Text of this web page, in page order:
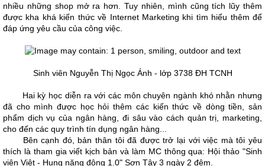
nhiều những shop mở ra hơn. Tuy nhiên, mình cũng tích lũy thêm
được kha khá kiến thức về Internet Marketing khi tìm hiểu thêm để
đáp ứng yêu cầu của công việc.
Sinh viên Nguyễn Thị Ngọc Ánh - lớp 3738 ĐH TCNH
Hai kỳ học diễn ra với các môn chuyên ngành khó nhằn nhưng
đã cho mình được học hỏi thêm các kiến thức về dòng tiền, sản
phẩm dịch vụ của ngân hàng, đi sâu vào cách quản trị, marketing,
cho đến các quy trình tín dụng ngân hàng...
Bên cạnh đó, bản thân tôi đã được trở lại với việc mà tôi yêu
thích là tham gia viết kịch bản và làm MC thông qua: Hội thảo "Sinh
viên Việt - Hung năng động 1.0" Sơn Tây 3 ngày 2 đêm.